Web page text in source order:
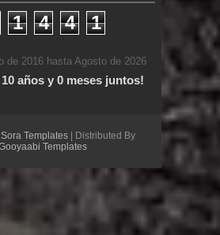
1 4 4 1
de 2016 hasta Agosto de 2026
10 años y 0 meses juntos!
Sora Templates | Distributed By
Templates